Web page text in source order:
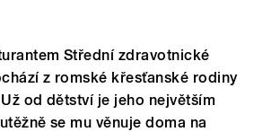
Střední zdravotnické
z romské křesťanské rodiny
od dětství je jeho největším
se mu věnuje doma na